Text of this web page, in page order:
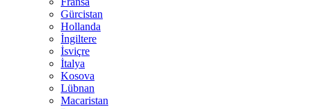
Gürcistan
Hollanda
İngiltere
İsviçre
İtalya
Kosova
Lübnan
Macaristan